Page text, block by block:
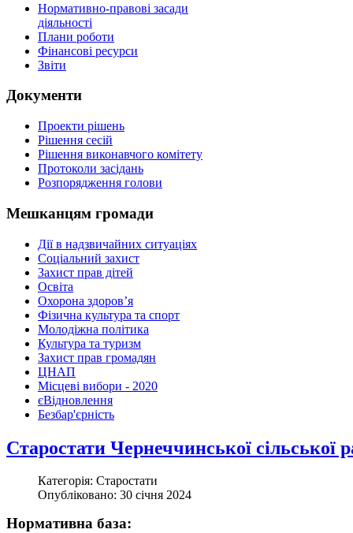
Нормативно-правові засади
діяльності
Плани роботи
Фінансові ресурси
Звіти
Документи
Проекти рішень
Рішення сесій
Рішення виконавчого комітету
Протоколи засідань
Розпорядження голови
Мешканцям громади
Дії в надзвичайних ситуаціях
Соціальний захист
Захист прав дітей
Освіта
Охорона здоров’я
Фізична культура та спорт
Молодіжна політика
Культура та туризм
Захист прав громадян
ЦНАП
Місцеві вибори - 2020
єВідновлення
Безбар'єрність
Старостати Чернеччинської сільської
Категорія: Старостати
Опубліковано: 30 січня 2024
Нормативна база: